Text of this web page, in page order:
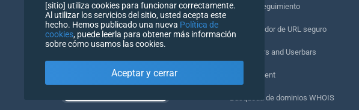
Píxel de seguimiento
Comprobador de URL seguro
IP Counters and Userbars
Mi UserAgent
Búsqueda de dominios WHOIS
[sitio] utiliza cookies para funcionar correctamente.
Al utilizar los servicios del sitio, usted acepta este
hecho. Hemos publicado una nueva Política de
cookies, puede leerla para obtener más información
sobre cómo usamos las cookies.
Aceptar y cerrar